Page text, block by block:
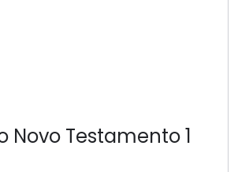
Novo Testamento 1